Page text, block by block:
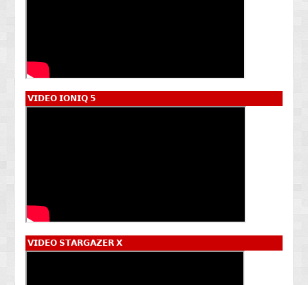
𝗩𝗜𝗗𝗘𝗢 𝗜𝗢𝗡𝗜𝗤 𝟱
𝗩𝗜𝗗𝗘𝗢 𝗦𝗧𝗔𝗥𝗚𝗔𝗭𝗘𝗥 𝗫